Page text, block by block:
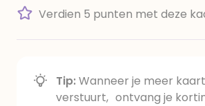
Verdien 5 punten met deze
Tip:Wanneer je meer
verstuurt, ontvang je